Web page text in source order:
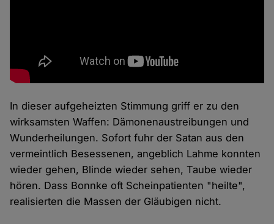
In dieser aufgeheizten Stimmung griff er zu den
wirksamsten Waffen: Dämonenaustreibungen und
Wunderheilungen. Sofort fuhr der Satan aus den
vermeintlich Besessenen, angeblich Lahme konnten
wieder gehen, Blinde wieder sehen, Taube wieder
hören. Dass Bonnke oft Scheinpatienten "heilte",
realisierten die Massen der Gläubigen nicht.